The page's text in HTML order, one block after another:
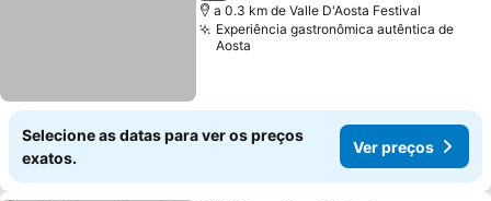
a 0.3 km de Valle D'Aosta Festival
Experiência gastronômica autêntica de
Aosta
Selecione as datas para ver os preços
exatos.
Ver preços